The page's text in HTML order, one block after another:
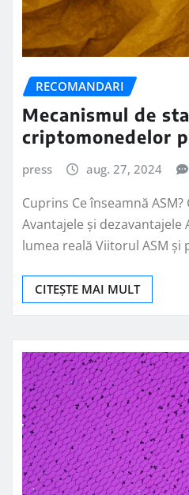
RECOMANDARI
Mecanismul de
criptomonedelor
press aug. 27, 2024
Cuprins Ce înseamnă
Avantajele și dezavantajele
lumea reală Viitorul ASM și
CITEȘTE MAI MULT